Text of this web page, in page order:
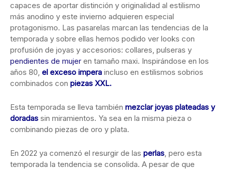
capaces de aportar distinción y originalidad al estilismo
más anodino y este invierno adquieren especial
protagonismo. Las pasarelas marcan las tendencias de la
temporada y sobre ellas hemos podido ver looks con
profusión de joyas y accesorios: collares, pulseras y
pendientes de mujer en tamaño maxi. Inspirándose en los
años 80, el exceso impera incluso en estilismos sobrios
combinados con piezas XXL.
Esta temporada se lleva también mezclar joyas plateadas y
doradas sin miramientos. Ya sea en la misma pieza o
combinando piezas de oro y plata.
En 2022 ya comenzó el resurgir de las perlas, pero esta
temporada la tendencia se consolida. A pesar de que